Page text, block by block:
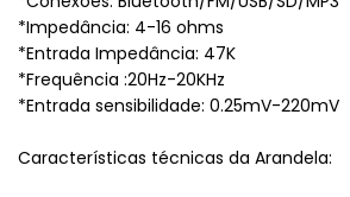
*Impedância: 4-16 ohms
*Entrada Impedância: 47K
*Frequência :20Hz-20KHz
*Entrada sensibilidade: 0.25mV-220mV
Características técnicas da Arandela: